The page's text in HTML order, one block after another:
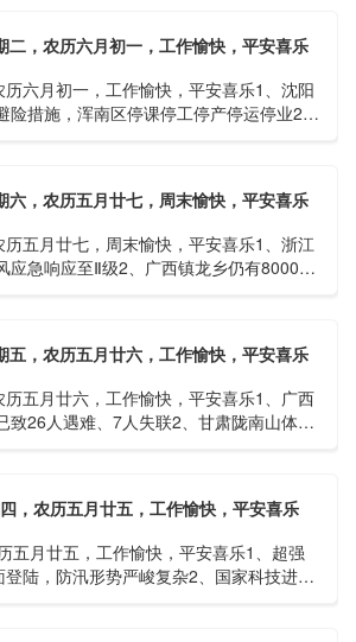
二，农历六月初一，工作愉快，平安喜乐
六月初一，工作愉快，平安喜乐1、沈阳
险措施，浑南区停课停工停产停运停业2、
六，农历五月廿七，周末愉快，平安喜乐
五月廿七，周末愉快，平安喜乐1、浙江
应急响应至Ⅱ级2、广西镇龙乡仍有8000多
五，农历五月廿六，工作愉快，平安喜乐
五月廿六，工作愉快，平安喜乐1、广西
致26人遇难、7人失联2、甘肃陇南山体滑
，农历五月廿五，工作愉快，平安喜乐
五月廿五，工作愉快，平安喜乐1、超强
登陆，防汛形势严峻复杂2、国家科技进步